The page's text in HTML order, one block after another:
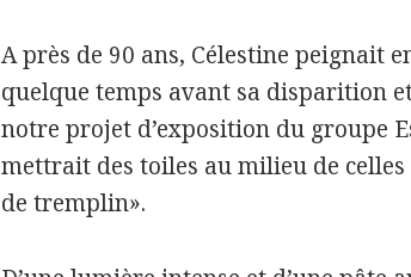
A près de 90 ans, Célestine peignait
quelque temps avant sa disparition
notre projet d’exposition du groupe
mettrait des toiles au milieu de
de tremplin».